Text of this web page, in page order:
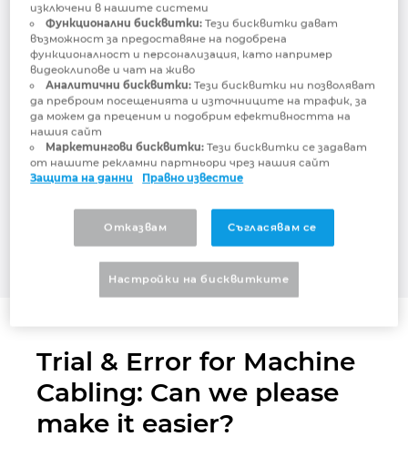
EPLAN: More than ECAD
Standardised Electrical Engineering
Automated Engineering
Machine Cabling
Trial & Error for Machine
Cabling: Can we please
make it easier?
Нова Зеландия
Норвегия
Обединени арабски емирства
Перу
Португалия
Сингапур
Словакия
изключени в нашите системи
Функционални бисквитки:Тези бисквитки дават
възможност за предоставяне на подобрена
функционалност и персонализация, като например
видеоклипове и чат на живо
Аналитични бисквитки:Тези бисквитки ни позволяват
да преброим посещенията и източниците на трафик, за
да можем да преценим и подобрим ефективността на
нашия сайт
Маркетингови бисквитки:Тези бисквитки се задават
от нашите рекламни партньори чрез нашия сайт
Защита на данни
Правно известие
Отказвам Съгласявам се
Настройки на бисквитките